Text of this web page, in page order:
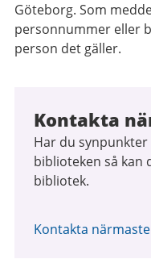
Göteborg. Som
personnummer eller
person det gäller.
Kontakta
Har du
biblioteken så kan
bibliotek.
Kontakta